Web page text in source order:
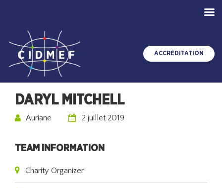
ACCRÉDITATION
DARYL MITCHELL
Auriane 2 juillet 2019
TEAM INFORMATION
Charity Organizer